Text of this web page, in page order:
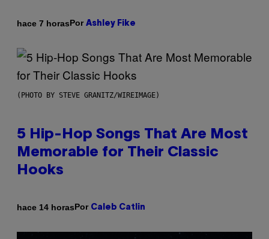
hace 7 horasPor Ashley Fike
(PHOTO BY STEVE GRANITZ/WIREIMAGE)
5 Hip-Hop Songs That Are Most
Memorable for Their Classic
Hooks
hace 14 horasPor Caleb Catlin